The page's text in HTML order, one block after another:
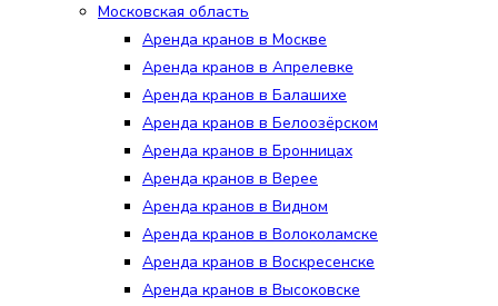
Московская область
Аренда кранов в Москве
Аренда кранов в Апрелевке
Аренда кранов в Балашихе
Аренда кранов в Белоозёрском
Аренда кранов в Бронницах
Аренда кранов в Верее
Аренда кранов в Видном
Аренда кранов в Волоколамске
Аренда кранов в Воскресенске
Аренда кранов в Высоковске